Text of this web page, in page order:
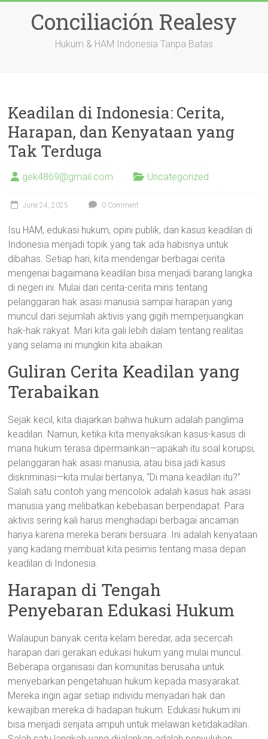
Conciliación Realesy
Hukum & HAM Indonesia Tanpa Batas
Keadilan di Indonesia: Cerita,
Harapan, dan Kenyataan yang
Tak Terduga
gek4869@gmail.com Uncategorized
June 24, 2025 0 Comment
Isu HAM, edukasi hukum, opini publik, dan kasus keadilan di
Indonesia menjadi topik yang tak ada habisnya untuk
dibahas. Setiap hari, kita mendengar berbagai cerita
mengenai bagaimana keadilan bisa menjadi barang langka
di negeri ini. Mulai dari cerita-cerita miris tentang
pelanggaran hak asasi manusia sampai harapan yang
muncul dari sejumlah aktivis yang gigih memperjuangkan
hak-hak rakyat. Mari kita gali lebih dalam tentang realitas
yang selama ini mungkin kita abaikan.
Guliran Cerita Keadilan yang
Terabaikan
Sejak kecil, kita diajarkan bahwa hukum adalah panglima
keadilan. Namun, ketika kita menyaksikan kasus-kasus di
mana hukum terasa dipermainkan—apakah itu soal korupsi,
pelanggaran hak asasi manusia, atau bisa jadi kasus
diskriminasi—kita mulai bertanya, “Di mana keadilan itu?”
Salah satu contoh yang mencolok adalah kasus hak asasi
manusia yang melibatkan kebebasan berpendapat. Para
aktivis sering kali harus menghadapi berbagai ancaman
hanya karena mereka berani bersuara. Ini adalah kenyataan
yang kadang membuat kita pesimis tentang masa depan
keadilan di Indonesia.
Harapan di Tengah
Penyebaran Edukasi Hukum
Walaupun banyak cerita kelam beredar, ada secercah
harapan dari gerakan edukasi hukum yang mulai muncul.
Beberapa organisasi dan komunitas berusaha untuk
menyebarkan pengetahuan hukum kepada masyarakat.
Mereka ingin agar setiap individu menyadari hak dan
kewajiban mereka di hadapan hukum. Edukasi hukum ini
bisa menjadi senjata ampuh untuk melawan ketidakadilan.